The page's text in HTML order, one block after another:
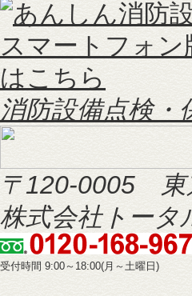
消防設備点検・
〒120-0005 東
株式会社トータ
受付時間 9:00～18:00(月～土曜日)